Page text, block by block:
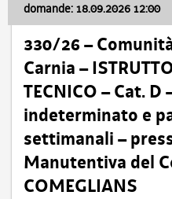
domande: 18.09.2026 12:00
330/26 –
Carnia –
TECNICO – Cat. D
indeterminato e
settimanali –
Manutentiva del
COMEGLIANS